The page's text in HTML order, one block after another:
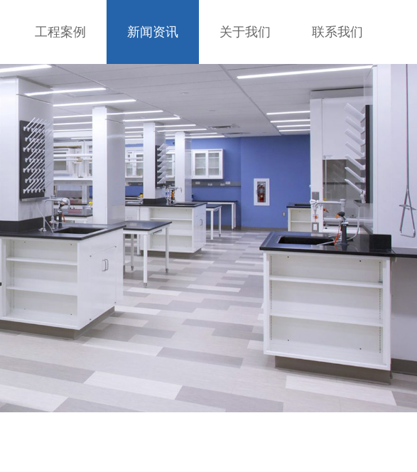
工程案例 新闻资讯 关于我们 联系我们